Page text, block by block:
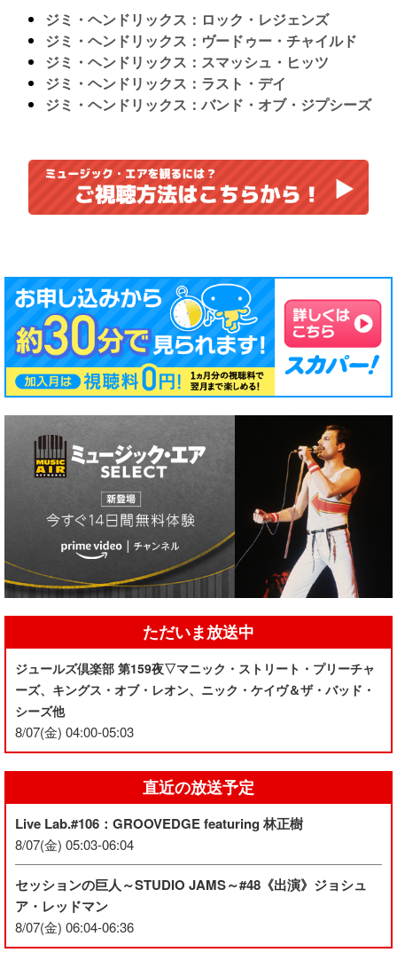
ジミ・ヘンドリックス：ロック・レジェンズ
ジミ・ヘンドリックス：ヴードゥー・チャイルド
ジミ・ヘンドリックス：スマッシュ・ヒッツ
ジミ・ヘンドリックス：ラスト・デイ
ジミ・ヘンドリックス：バンド・オブ・ジプシーズ
ただいま放送中
ジュールズ倶楽部 第159夜▽マニック・ストリート・プリーチャ
ーズ、キングス・オブ・レオン、ニック・ケイヴ＆ザ・バッド・
シーズ他
8/07(金) 04:00-05:03
直近の放送予定
Live Lab.#106：GROOVEDGE featuring 林正樹
8/07(金) 05:03-06:04
セッションの巨人～STUDIO JAMS～#48《出演》ジョシュ
ア・レッドマン
8/07(金) 06:04-06:36